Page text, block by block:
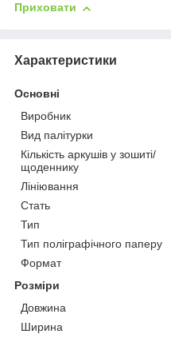
Приховати
Характеристики
Основні
Виробник
Вид палітурки
Кількість аркушів у зошиті/
щоденнику
Лініювання
Стать
Тип
Тип поліграфічного паперу
Формат
Розміри
Довжина
Ширина